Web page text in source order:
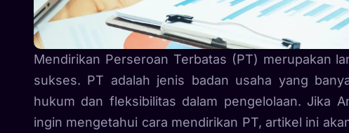
Mendirikan Perseroan Terbatas (PT) merupakan
sukses. PT adalah jenis badan usaha yang
hukum dan fleksibilitas dalam pengelolaan. Jika
ingin mengetahui cara mendirikan PT, artikel ini